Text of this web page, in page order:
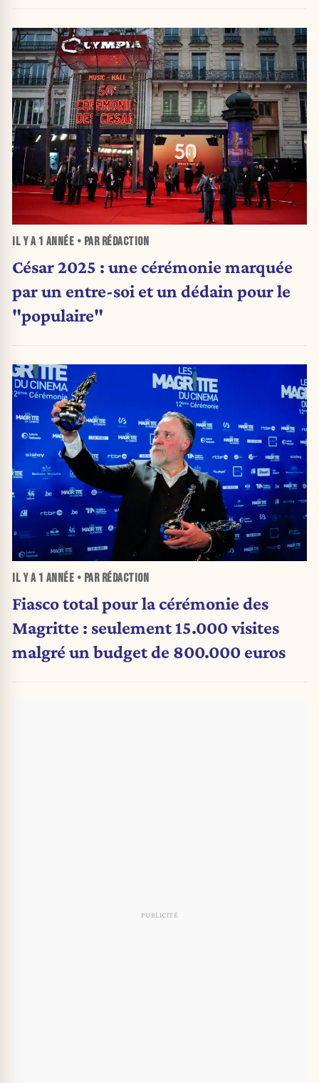
IL Y A 1 ANNÉE • PAR RÉDACTION
César 2025 : une cérémonie marquée
par un entre-soi et un dédain pour le
"populaire"
IL Y A 1 ANNÉE • PAR RÉDACTION
Fiasco total pour la cérémonie des
Magritte : seulement 15.000 visites
malgré un budget de 800.000 euros